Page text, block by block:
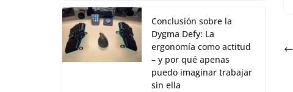
Conclusión sobre la
Dygma Defy: La
ergonomía como actitud
– y por qué apenas
puedo imaginar trabajar
sin ella